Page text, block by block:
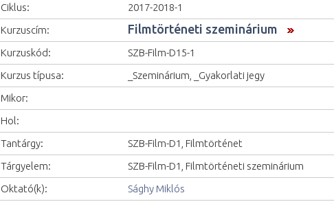
Ciklus:
2017-2018-1
Kurzuscím:
Filmtörténeti szeminárium
Kurzuskód:
SZB-Film-D15-1
Kurzus típusa:
_Szeminárium, _Gyakorlati jegy
Mikor:
Hol:
Tantárgy:
SZB-Film-D1, Filmtörténet
Tárgyelem:
SZB-Film-D1, Filmtörténeti szeminárium
Oktató(k):
Sághy Miklós